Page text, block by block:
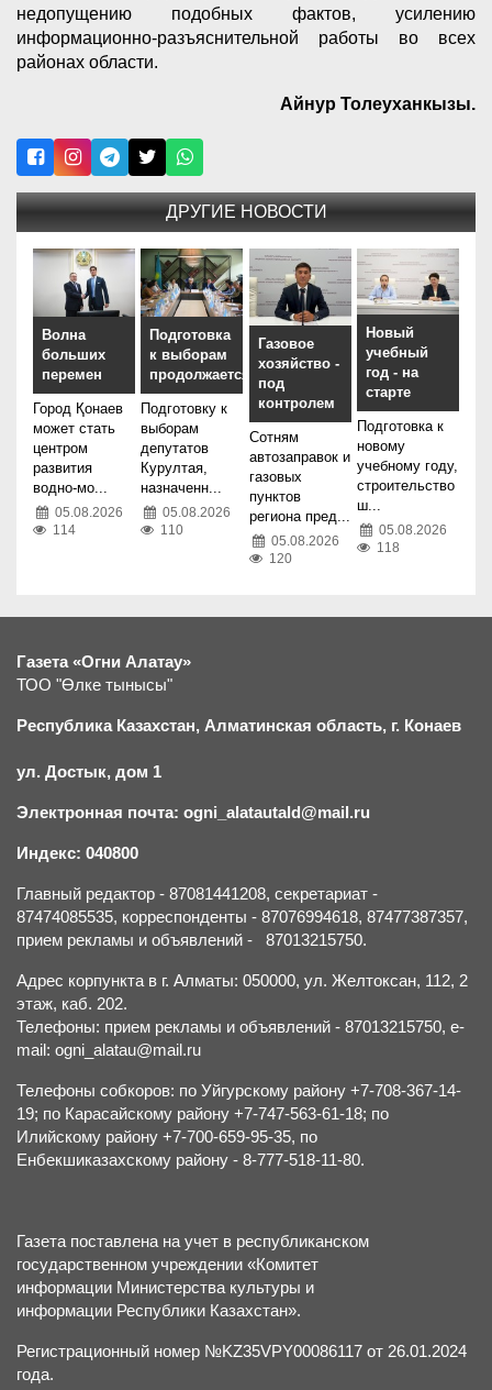
недопущению подобных фактов, усилению
информационно-разъяснительной работы во всех
районах области.
Айнур Толеуханкызы.
ДРУГИЕ НОВОСТИ
Волна
больших
перемен
Город Қонаев
может стать
центром
развития
водно-мо...
05.08.2026
114
Подготовка
к выборам
продолжается
Подготовку к
выборам
депутатов
Курултая,
назначенн...
05.08.2026
110
Газовое
хозяйство -
под
контролем
Сотням
автозаправок и
газовых
пунктов
региона пред...
05.08.2026
120
Новый
учебный
год - на
старте
Подготовка к
новому
учебному году,
строительство
ш...
05.08.2026
118
Газета «Огни Алатау»
ТОО "Өлке тынысы"
Республика Казахстан, Алматинская область, г. Конаев
ул. Достык, дом 1
Электронная почта: ogni_alatautald@mail.ru
Индекс: 040800
Главный редактор - 87081441208, секретариат -
87474085535, корреспонденты - 87076994618, 87477387357,
прием рекламы и объявлений - 87013215750.
Адрес корпункта в г. Алматы: 050000, ул. Желтоксан, 112, 2
этаж, каб. 202.
Телефоны: прием рекламы и объявлений - 87013215750, e-
mail: ogni_alatau@mail.ru
Телефоны собкоров: по Уйгурскому району +7-708-367-14-
19; по Карасайскому району +7-747-563-61-18; по
Илийскому району +7-700-659-95-35, по
Енбекшиказахскому району - 8-777-518-11-80.
Газета поставлена на учет в республиканском
государственном учреждении «Комитет
информации Министерства культуры и
информации Республики Казахстан».
Регистрационный номер №KZ35VPY00086117 от 26.01.2024
года.